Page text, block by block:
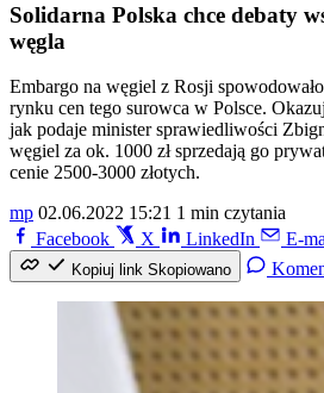
Solidarna Polska chce debaty
węgla
Embargo na węgiel z Rosji
rynku cen tego surowca w Polsce.
jak podaje minister sprawiedliwości
węgiel za ok. 1000 zł sprzedają go
cenie 2500-3000 złotych.
mp 02.06.2022 15:21 1 min czytania
Facebook
X LinkedIn E-
Kopiuj link Skopiowano